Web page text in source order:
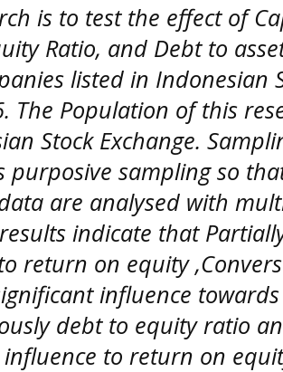
is to test the effect of
Ratio, and Debt to
listed in Indonesian
The Population of this
Stock Exchange.
purposive sampling so
are analysed with
results indicate that
return on equity
influence
debt to equity ratio
to return on